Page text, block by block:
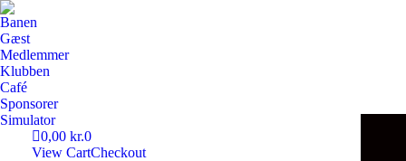
Banen
Gæst
Medlemmer
Klubben
Café
Sponsorer
Simulator
0,00 kr.0
View CartCheckout